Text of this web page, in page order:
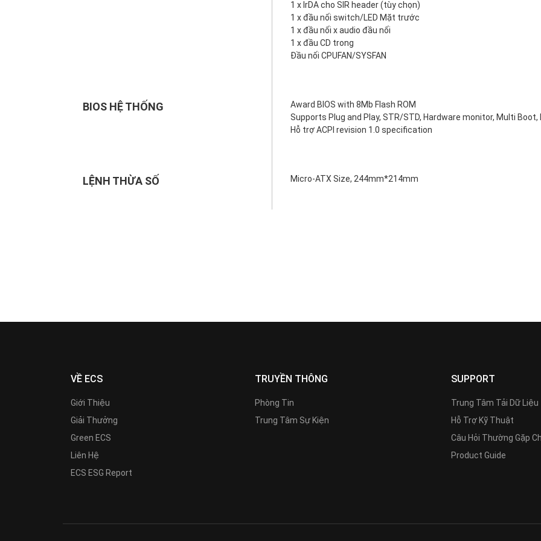
1 x IrDA cho SIR header (tùy chọn)
1 x đầu nối switch/LED Mặt trước
1 x đầu nối x audio đầu nối
1 x đầu CD trong
Đầu nối CPUFAN/SYSFAN
BIOS HỆ THỐNG
Award BIOS with 8Mb Flash ROM
Supports Plug and Play, STR/STD, Hardware monitor, Multi Boot,
Hỗ trợ ACPI revision 1.0 specification
LỆNH THỪA SỐ Micro-ATX Size, 244mm*214mm
VỀ ECS
Giới Thiệu
Giải Thưởng
Green ECS
Liên Hệ
ECS ESG Report
TRUYỀN THÔNG
Phòng Tin
Trung Tâm Sự Kiện
SUPPORT
Trung Tâm Tải Dữ Liệu
Hỗ Trợ Kỹ Thuật
Câu Hỏi Thường Gặp
Product Guide